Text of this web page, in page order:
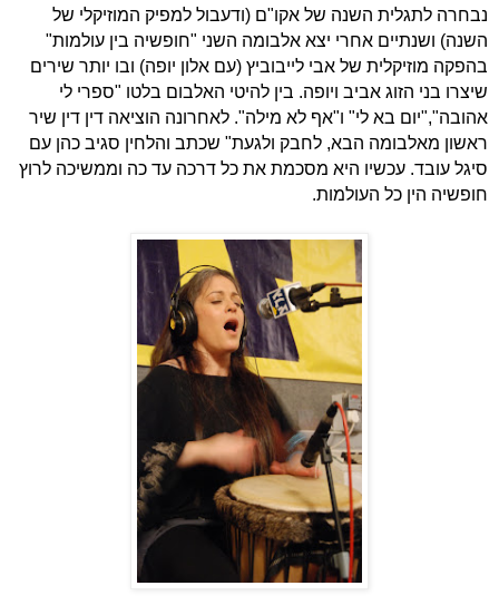
נבחרה לתגלית השנה של אקו"ם (ודעבול למפיק המוזיקלי של
השנה) ושנתיים אחרי יצא אלבומה השני "חופשיה בין עולמות"
בהפקה מוזיקלית של אבי לייבוביץ (עם אלון יופה) ובו יותר שירים
שיצרו בני הזוג אביב ויופה. בין להיטי האלבום בלטו "ספרי לי
אהובה","יום בא לי" ו"אף לא מילה". לאחרונה הוציאה דין דין שיר
ראשון מאלבומה הבא, לחבק ולגעת" שכתב והלחין סגיב כהן עם
סיגל עובד. עכשיו היא מסכמת את כל דרכה עד כה וממשיכה לרוץ
חופשיה הין כל העולמות.